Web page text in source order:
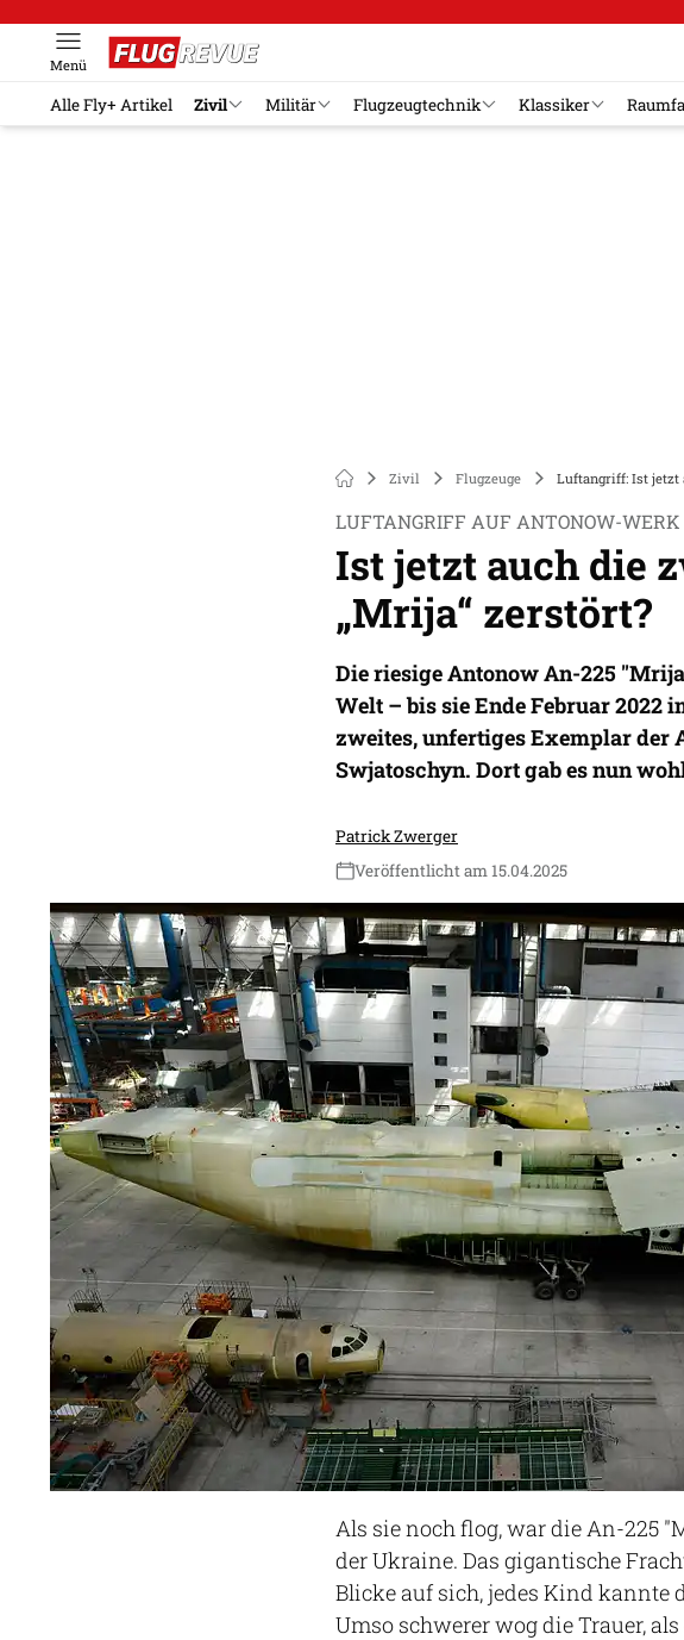
Menü
Alle Fly+ Artikel Zivil Militär Flugzeugtechnik Klassiker
Zivil Flugzeuge Luftangriff: Ist jetzt
LUFTANGRIFF AUF ANTONOW-WERK
Ist jetzt auch die
„Mrija“ zerstört?
Die riesige Antonow An-225
Welt – bis sie Ende Februar
zweites, unfertiges Exemplar
Swjatoschyn. Dort gab es nun
Patrick Zwerger
Veröffentlicht am 15.04.2025
Als sie noch flog, war die An-225
der Ukraine. Das gigantische
Blicke auf sich, jedes Kind kannte
Umso schwerer wog die Trauer,